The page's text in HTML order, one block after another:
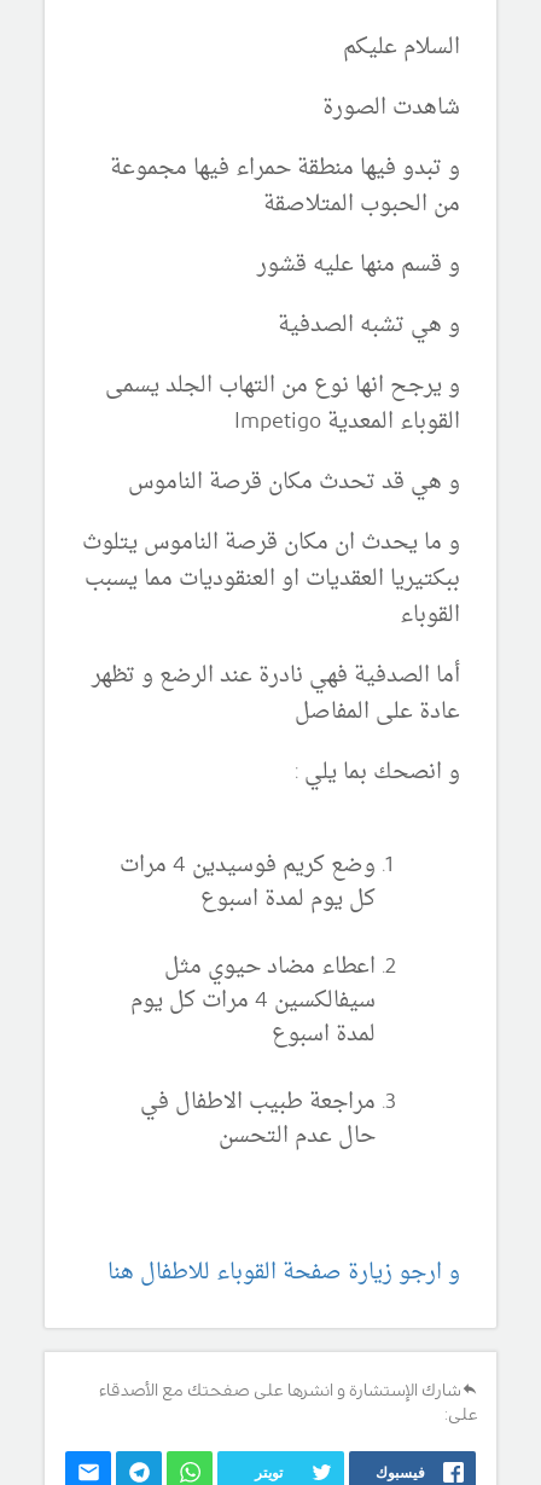
السلام عليكم
شاهدت الصورة
و تبدو فيها منطقة حمراء فيها مجموعة
من الحبوب المتلاصقة
و قسم منها عليه قشور
و هي تشبه الصدفية
و يرجح انها نوع من التهاب الجلد يسمى
القوباء المعدية Impetigo
و هي قد تحدث مكان قرصة الناموس
و ما يحدث ان مكان قرصة الناموس يتلوث
ببكتيريا العقديات او العنقوديات مما يسبب
القوباء
أما الصدفية فهي نادرة عند الرضع و تظهر
عادة على المفاصل
و انصحك بما يلي :
وضع كريم فوسيدين 4 مرات
كل يوم لمدة اسبوع
اعطاء مضاد حيوي مثل
سيفالكسين 4 مرات كل يوم
لمدة اسبوع
مراجعة طبيب الاطفال في
حال عدم التحسن
و ارجو زيارة صفحة القوباء للاطفال هنا
شارك الإستشارة و انشرها على صفحتك مع الأصدقاء
على:
فيسبوك تويتر